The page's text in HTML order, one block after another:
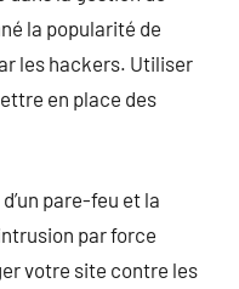
la popularité de
les hackers. Utiliser
en place des
pare-feu et la
par force
votre site contre les